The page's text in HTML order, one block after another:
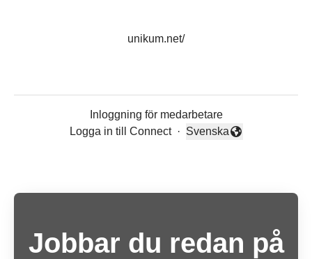
unikum.net/
Inloggning för medarbetare
Logga in till Connect
·
Byt språk
Svenska
Jobbar du redan på